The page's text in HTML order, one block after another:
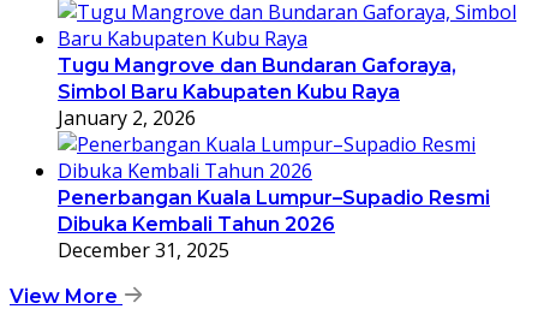
Tugu Mangrove dan Bundaran Gaforaya,
Simbol Baru Kabupaten Kubu Raya
January 2, 2026
Penerbangan Kuala Lumpur–Supadio Resmi
Dibuka Kembali Tahun 2026
December 31, 2025
View More